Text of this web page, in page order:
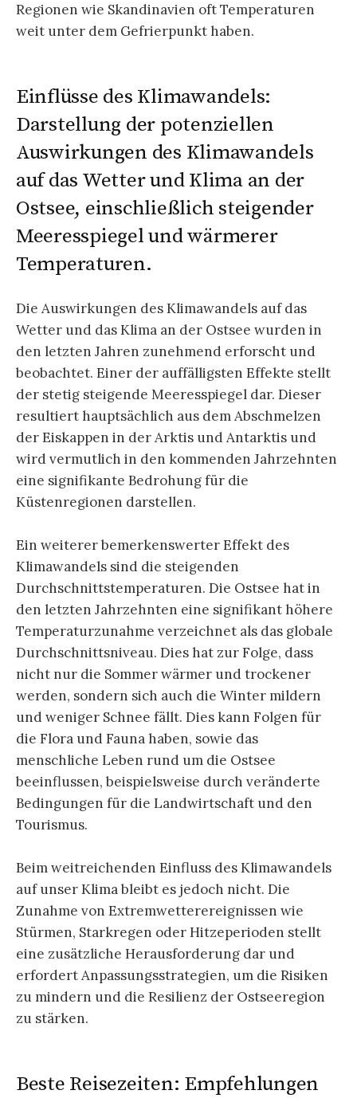
Regionen wie Skandinavien oft Temperaturen
weit unter dem Gefrierpunkt haben.
Einflüsse des Klimawandels:
Darstellung der potenziellen
Auswirkungen des Klimawandels
auf das Wetter und Klima an der
Ostsee, einschließlich steigender
Meeresspiegel und wärmerer
Temperaturen.
Die Auswirkungen des Klimawandels auf das
Wetter und das Klima an der Ostsee wurden in
den letzten Jahren zunehmend erforscht und
beobachtet. Einer der auffälligsten Effekte stellt
der stetig steigende Meeresspiegel dar. Dieser
resultiert hauptsächlich aus dem Abschmelzen
der Eiskappen in der Arktis und Antarktis und
wird vermutlich in den kommenden Jahrzehnten
eine signifikante Bedrohung für die
Küstenregionen darstellen.
Ein weiterer bemerkenswerter Effekt des
Klimawandels sind die steigenden
Durchschnittstemperaturen. Die Ostsee hat in
den letzten Jahrzehnten eine signifikant höhere
Temperaturzunahme verzeichnet als das globale
Durchschnittsniveau. Dies hat zur Folge, dass
nicht nur die Sommer wärmer und trockener
werden, sondern sich auch die Winter mildern
und weniger Schnee fällt. Dies kann Folgen für
die Flora und Fauna haben, sowie das
menschliche Leben rund um die Ostsee
beeinflussen, beispielsweise durch veränderte
Bedingungen für die Landwirtschaft und den
Tourismus.
Beim weitreichenden Einfluss des Klimawandels
auf unser Klima bleibt es jedoch nicht. Die
Zunahme von Extremwetterereignissen wie
Stürmen, Starkregen oder Hitzeperioden stellt
eine zusätzliche Herausforderung dar und
erfordert Anpassungsstrategien, um die Risiken
zu mindern und die Resilienz der Ostseeregion
zu stärken.
Beste Reisezeiten: Empfehlungen